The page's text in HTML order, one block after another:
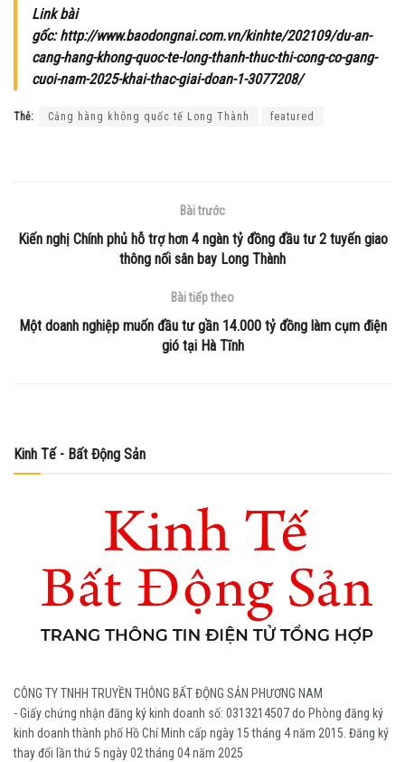
Link bài
gốc: http://www.baodongnai.com.vn/kinhte/202109/du-an-
cang-hang-khong-quoc-te-long-thanh-thuc-thi-cong-co-gang-
cuoi-nam-2025-khai-thac-giai-doan-1-3077208/
Thẻ: Cảng hàng không quốc tế Long Thành featured
Bài trước
Kiến nghị Chính phủ hỗ trợ hơn 4 ngàn tỷ đồng đầu tư 2 tuyến giao
thông nối sân bay Long Thành
Bài tiếp theo
Một doanh nghiệp muốn đầu tư gần 14.000 tỷ đồng làm cụm điện
gió tại Hà Tĩnh
Kinh Tế - Bất Động Sản
CÔNG TY TNHH TRUYỀN THÔNG BẤT ĐỘNG SẢN PHƯƠNG NAM
- Giấy chứng nhận đăng ký kinh doanh số: 0313214507 do Phòng đăng ký
kinh doanh thành phố Hồ Chí Minh cấp ngày 15 tháng 4 năm 2015. Đăng ký
thay đổi lần thứ 5 ngày 02 tháng 04 năm 2025